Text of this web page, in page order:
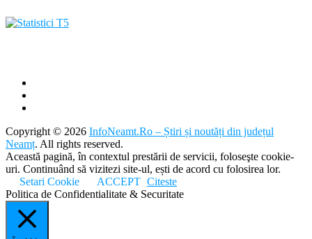
Copyright © 2026 InfoNeamt.Ro – Știri și noutăți din județul
Neamț. All rights reserved.
Această pagină, în contextul prestării de servicii, foloseşte cookie-
uri. Continuând să vizitezi site-ul, ești de acord cu folosirea lor.
Setari Cookie
ACCEPT Citeste
Politica de Confidentialitate & Securitate